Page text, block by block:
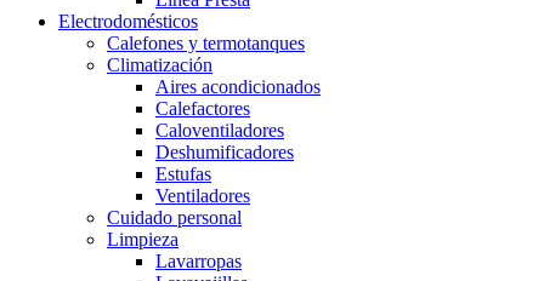
Electrodomésticos
Calefones y termotanques
Climatización
Aires acondicionados
Calefactores
Caloventiladores
Deshumificadores
Estufas
Ventiladores
Cuidado personal
Limpieza
Lavarropas